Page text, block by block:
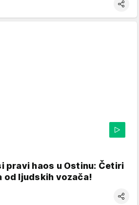
pravi haos u Ostinu: Četiri
od ljudskih vozača!